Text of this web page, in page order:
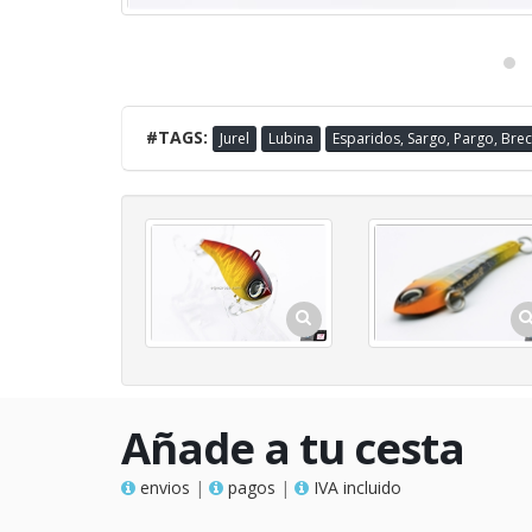
#TAGS: Jurel Lubina Esparidos, Sargo, Pargo,
Añade a tu cesta
envios | pagos | IVA incluido